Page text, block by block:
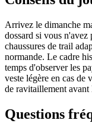
Arrivez le dimanche
dossard si vous
chaussures de trail
normande. Le cadre
temps d'observer les
veste légère en cas de
de ravitaillement avant
Questions